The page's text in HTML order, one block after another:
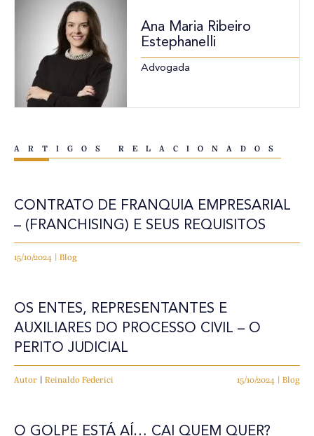
Ana Maria Ribeiro
Estephanelli
Advogada
ARTIGOS RELACIONADOS
CONTRATO DE FRANQUIA EMPRESARIAL
– (FRANCHISING) E SEUS REQUISITOS
15/10/2024 | Blog
OS ENTES, REPRESENTANTES E
AUXILIARES DO PROCESSO CIVIL – O
PERITO JUDICIAL
Autor | Reinaldo Federici 15/10/2024 | Blog
O GOLPE ESTÁ AÍ… CAI QUEM QUER?